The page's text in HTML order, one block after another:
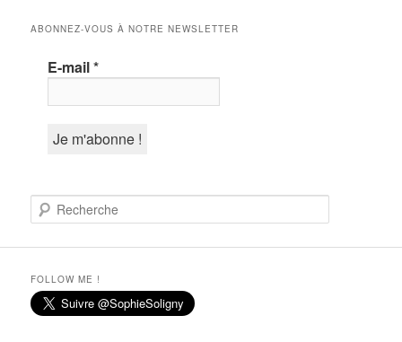
ABONNEZ-VOUS À NOTRE NEWSLETTER
E-mail*
e
c
FOLLOW ME !